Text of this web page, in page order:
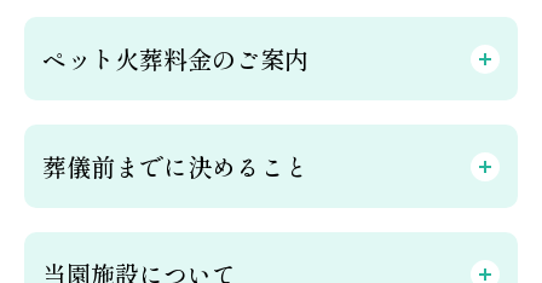
ペット火葬料金のご案内
葬儀前までに決めること
当園施設について